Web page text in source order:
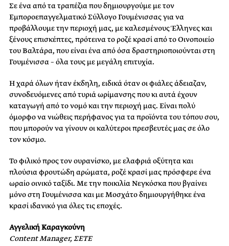
Σε ένα από τα τραπέζια που δημιουργούμε με τον
Εμποροεπαγγελματικό Σύλλογο Γουμένισσας για να
προβάλλουμε την περιοχή μας, με καλεσμένους Έλληνες και
ξένους επισκέπτες, πρότεινα το ροζέ κρασί από το Οινοποιείο
του Βαλτάρα, που είναι ένα από όσα δραστηριοποιούνται στη
Γουμένισσα – όλα τους με μεγάλη επιτυχία.
Η χαρά όλων ήταν έκδηλη, ειδικά όταν οι φιάλες άδειαζαν,
συνοδευόμενες από τυριά ωρίμανσης που κι αυτά έχουν
καταγωγή από το νομό και την περιοχή μας. Είναι πολύ
όμορφο να νιώθεις περήφανος για τα προϊόντα του τόπου σου,
που μπορούν να γίνουν οι καλύτεροι πρεσβευτές μας σε όλο
τον κόσμο.
Το φιλικό προς τον ουρανίσκο, με ελαφριά οξύτητα και
πλούσια φρουτώδη αρώματα, ροζέ κρασί μας πρόσφερε ένα
ωραίο οινικό ταξίδι. Με την ποικιλία Νεγκόσκα που βγαίνει
μόνο στη Γουμένισσα και με Μοσχάτο δημιουργήθηκε ένα
κρασί ιδανικό για όλες τις εποχές.
Αγγελική Καραγκούνη
Content Manager, ΣΕΤΕ